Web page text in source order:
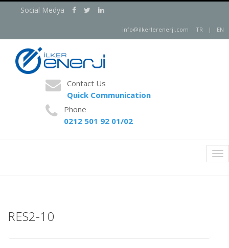
Social Medya
info@ilkerlerenerji.com TR | EN
Contact Us
Quick Communication
Phone
0212 501 92 01/02
RES2-10